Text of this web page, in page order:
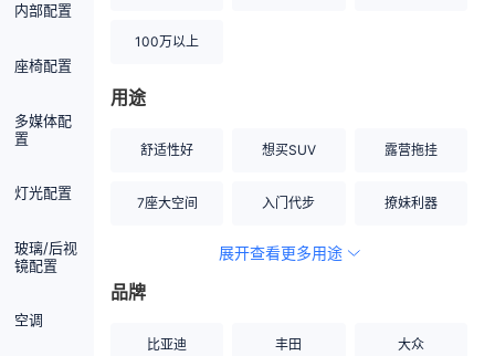
内部配置
座椅配置
多媒体配
置
灯光配置
玻璃/后视
镜配置
空调
100万以上
用途
舒适性好 想买SUV 露营拖挂
7座大空间 入门代步 撩妹利器
空间宽敞
展开查看更多用途
品牌
比亚迪 丰田 大众